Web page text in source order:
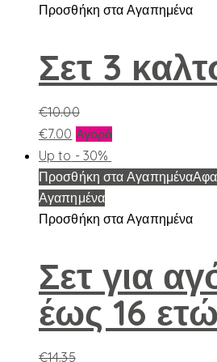
Προσθήκη στα Αγαπημένα
Σετ 3
€10.00
€7.00 ΑγοράΑυτό
προϊόν
πολλαπλές
επιλογές
μπορούν
να
Up to - 30%
Προσθήκη στα Αγαπημένα
Αγαπημένα
Προσθήκη στα Αγαπημένα
Σετ για
έως 16
€14.35